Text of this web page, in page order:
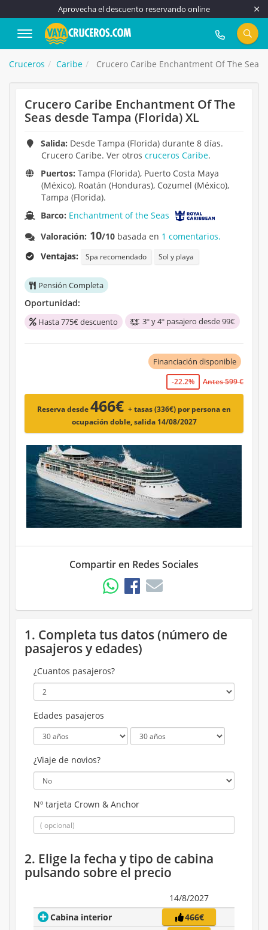
Aprovecha el descuento reservando online
917 815 555
Cruceros Caribe Crucero Caribe Enchantment Of The Seas
Crucero Caribe Enchantment Of The
Seas desde Tampa (Florida) XL
Salida: Desde Tampa (Florida) durante 8 días.
Crucero Caribe. Ver otros cruceros Caribe.
Puertos: Tampa (Florida), Puerto Costa Maya
(México), Roatán (Honduras), Cozumel (México),
Tampa (Florida).
Barco: Enchantment of the Seas
Valoración: 10/10 basada en 1 comentarios.
Ventajas:
Spa recomendado Sol y playa
Pensión Completa
Oportunidad:
Hasta 775€ descuento 3º y 4º pasajero desde 99€
Financiación disponible
-22.2% Antes 599 €
Reserva desde466€ + tasas (336€) por persona en
ocupación doble, salida 14/08/2027
Compartir en Redes Sociales
1. Completa tus datos (número de
pasajeros y edades)
¿Cuantos pasajeros?
Edades pasajeros
¿Viaje de novios?
Nº tarjeta Crown & Anchor
2. Elige la fecha y tipo de cabina
pulsando sobre el precio
14/8/2027
Cabina interior
466€